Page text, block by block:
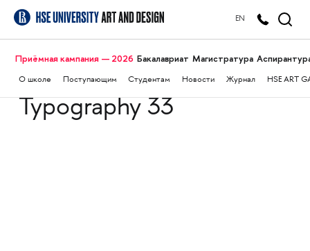
EN
Приёмная кампания — 2026 Бакалавриат Магистратура
О школе Поступающим Студентам Новости Журнал HSE ART
Typography 33